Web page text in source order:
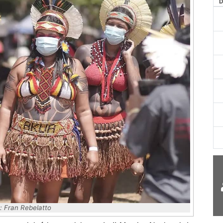
Fran Rebelatto